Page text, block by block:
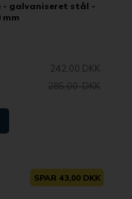
- galvaniseret stål -
mm
242,00 DKK
285,00 DKK
SPAR 43,00 DKK